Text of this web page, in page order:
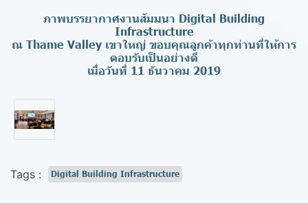
ภาพบรรยากาศงานสัมมนา Digital Building
Infrastructure
ณ Thame Valley เขาใหญ่ ขอบคุณลูกค้าทุกท่านที่ให้การ
ตอบรับเป็นอย่างดี
เมื่อวันที่ 11 ธันวาคม 2019
Tags : Digital Building Infrastructure